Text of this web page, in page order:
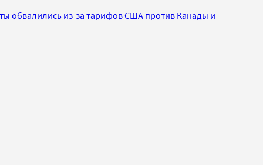
обвалились из-за тарифов США против Канады и